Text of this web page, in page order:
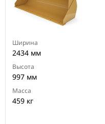
Ширина
2434 мм
Высота
997 мм
Масса
459 кг